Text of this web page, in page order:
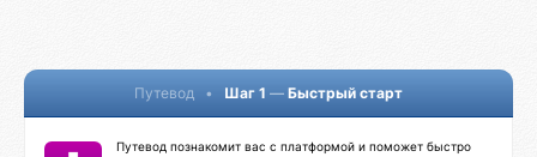
Путевод • Шаг 1 — Быстрый старт
Путевод познакомит вас с платформой и поможет быстро